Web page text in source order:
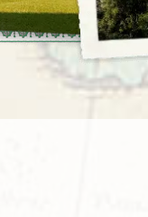
Madeira
Montenegro
Kirgizië
Laos
Malediven